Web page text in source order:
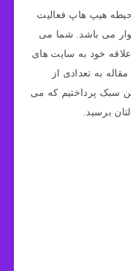
هیپ هاپ فعالیت
می باشد. شما می
علاقه خود به سایت های
به تعدادی از
سبک پرداختیم که می
برسید.